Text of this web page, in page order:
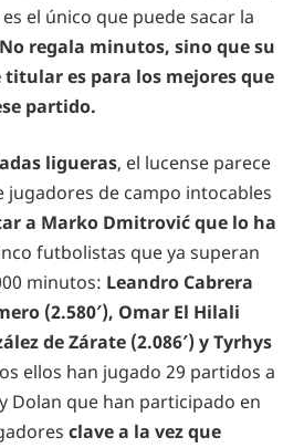
el único que puede sacar la
No regala minutos, sino que su
titular es para los mejores que
partido.
ligueras, el lucense parece
de campo intocables
a Marko Dmitrović que lo ha
futbolistas que ya superan
minutos: Leandro Cabrera
(2.580′), Omar El Hilali
de Zárate (2.086′) y Tyrhys
ellos han jugado 29 partidos a
y Dolan que han participado en
clave a la vez que